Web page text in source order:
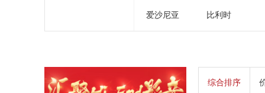
爱沙尼亚 比利时
综合排序